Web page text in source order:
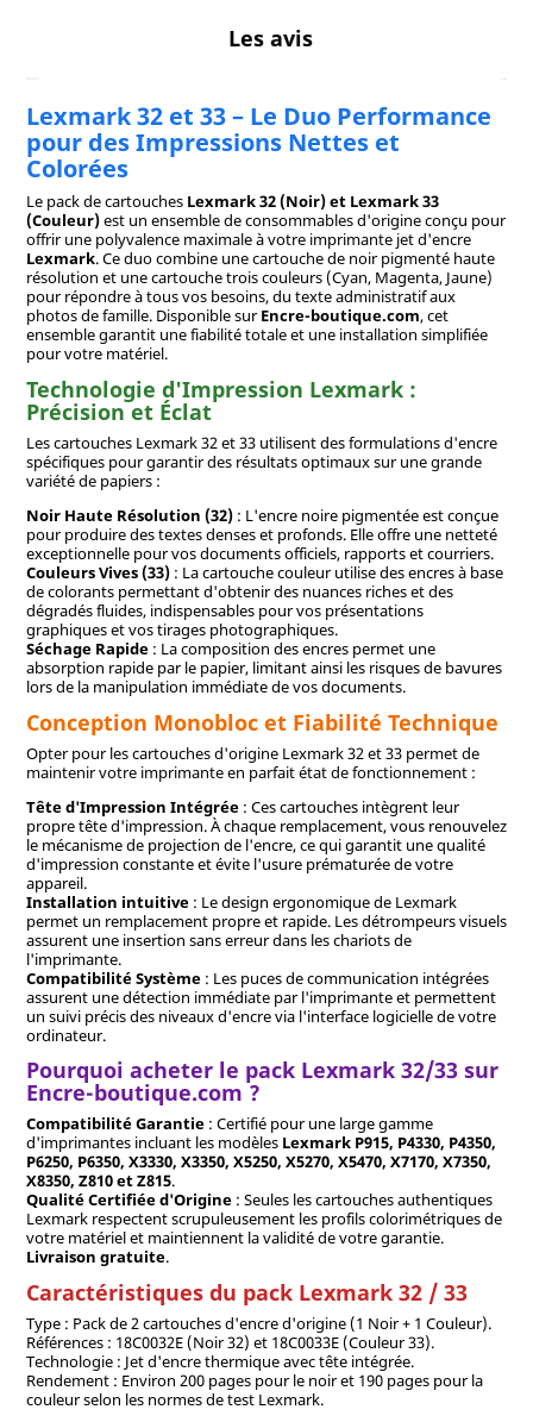
Les avis
Lexmark 32 et 33 – Le Duo Performance
pour des Impressions Nettes et
Colorées
Le pack de cartouches Lexmark 32 (Noir) et Lexmark 33
(Couleur)est un ensemble de consommables d'origine conçu pour
offrir une polyvalence maximale à votre imprimante jet d'encre
Lexmark. Ce duo combine une cartouche de noir pigmenté haute
résolution et une cartouche trois couleurs (Cyan, Magenta, Jaune)
pour répondre à tous vos besoins, du texte administratif aux
photos de famille. Disponible surEncre-boutique.com, cet
ensemble garantit une fiabilité totale et une installation simplifiée
pour votre matériel.
Technologie d'Impression Lexmark :
Précision et Éclat
Les cartouches Lexmark 32 et 33 utilisent des formulations d'encre
spécifiques pour garantir des résultats optimaux sur une grande
variété de papiers :
Noir Haute Résolution (32): L'encre noire pigmentée est conçue
pour produire des textes denses et profonds. Elle offre une netteté
exceptionnelle pour vos documents officiels, rapports et courriers.
Couleurs Vives (33): La cartouche couleur utilise des encres à base
de colorants permettant d'obtenir des nuances riches et des
dégradés fluides, indispensables pour vos présentations
graphiques et vos tirages photographiques.
Séchage Rapide: La composition des encres permet une
absorption rapide par le papier, limitant ainsi les risques de bavures
lors de la manipulation immédiate de vos documents.
Conception Monobloc et Fiabilité Technique
Opter pour les cartouches d'origine Lexmark 32 et 33 permet de
maintenir votre imprimante en parfait état de fonctionnement :
Tête d'Impression Intégrée: Ces cartouches intègrent leur
propre tête d'impression. À chaque remplacement, vous renouvelez
le mécanisme de projection de l'encre, ce qui garantit une qualité
d'impression constante et évite l'usure prématurée de votre
appareil.
Installation intuitive: Le design ergonomique de Lexmark
permet un remplacement propre et rapide. Les détrompeurs visuels
assurent une insertion sans erreur dans les chariots de
l'imprimante.
Compatibilité Système: Les puces de communication intégrées
assurent une détection immédiate par l'imprimante et permettent
un suivi précis des niveaux d'encre via l'interface logicielle de votre
ordinateur.
Pourquoi acheter le pack Lexmark 32/33 sur
Encre-boutique.com ?
Compatibilité Garantie: Certifié pour une large gamme
d'imprimantes incluant les modèles Lexmark P915, P4330, P4350,
P6250, P6350, X3330, X3350, X5250, X5270, X5470, X7170, X7350,
X8350, Z810 et Z815.
Qualité Certifiée d'Origine: Seules les cartouches authentiques
Lexmark respectent scrupuleusement les profils colorimétriques de
votre matériel et maintiennent la validité de votre garantie.
Livraison gratuite.
Caractéristiques du pack Lexmark 32 / 33
Type : Pack de 2 cartouches d'encre d'origine (1 Noir + 1 Couleur).
Références : 18C0032E (Noir 32) et 18C0033E (Couleur 33).
Technologie : Jet d'encre thermique avec tête intégrée.
Rendement : Environ 200 pages pour le noir et 190 pages pour la
couleur selon les normes de test Lexmark.